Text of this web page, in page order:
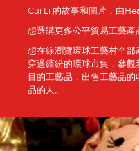
Cui Li 的故事和圖片，由
想選購更多公平貿易工藝產
想在線瀏覽環球工藝村全部
穿過繽紛的環球市集，參
目的工藝品，出售工藝品
品的人。